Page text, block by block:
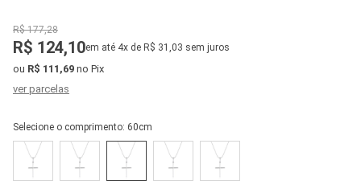
R$ 177,28
R$ 124,10em até 4x de R$ 31,03 sem juros
ou R$ 111,69 no Pix
ver parcelas
Selecione o comprimento: 60cm